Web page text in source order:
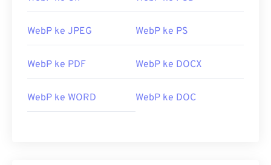
WebP ke JPEG WebP ke PS
WebP ke PDF WebP ke DOCX
WebP ke WORD WebP ke DOC